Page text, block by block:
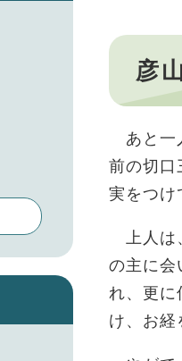
彦
あと一
前の切口
実をつけ
上人は
の主に会
れ、更に
け、お経